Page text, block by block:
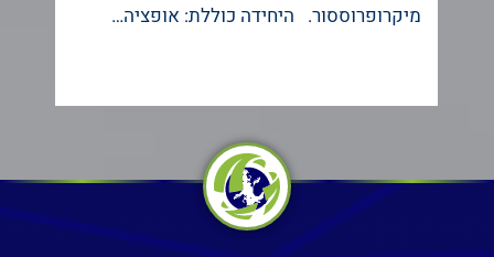
מיקרופרוססור. היחידה כוללת: אופציה…